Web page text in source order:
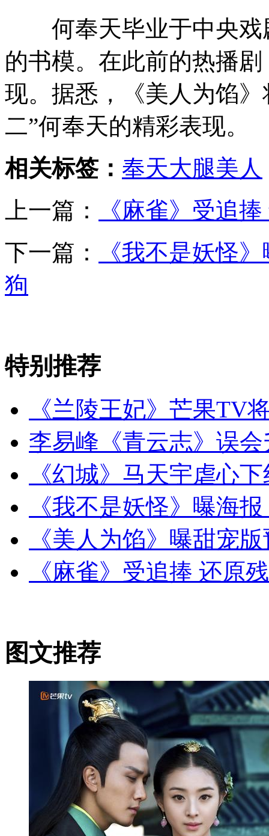
何奉天毕业于中央戏
的书模。在此前的热播
现。据悉，《美人为馅
二”何奉天的精彩表现。
相关标签： 奉天大腿美人
上一篇：
《麻雀》受追
下一篇：
《我不是妖怪
狗
特别推荐
《兰陵王妃》芒果TV
李易峰《青云志》误
《幻城》马天宇虐心
《我不是妖怪》曝海
《美人为馅》曝甜宠
《麻雀》受追捧 还原
图文推荐